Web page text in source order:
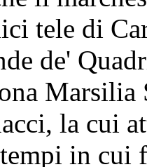
tele di
de'
la cui
in cui